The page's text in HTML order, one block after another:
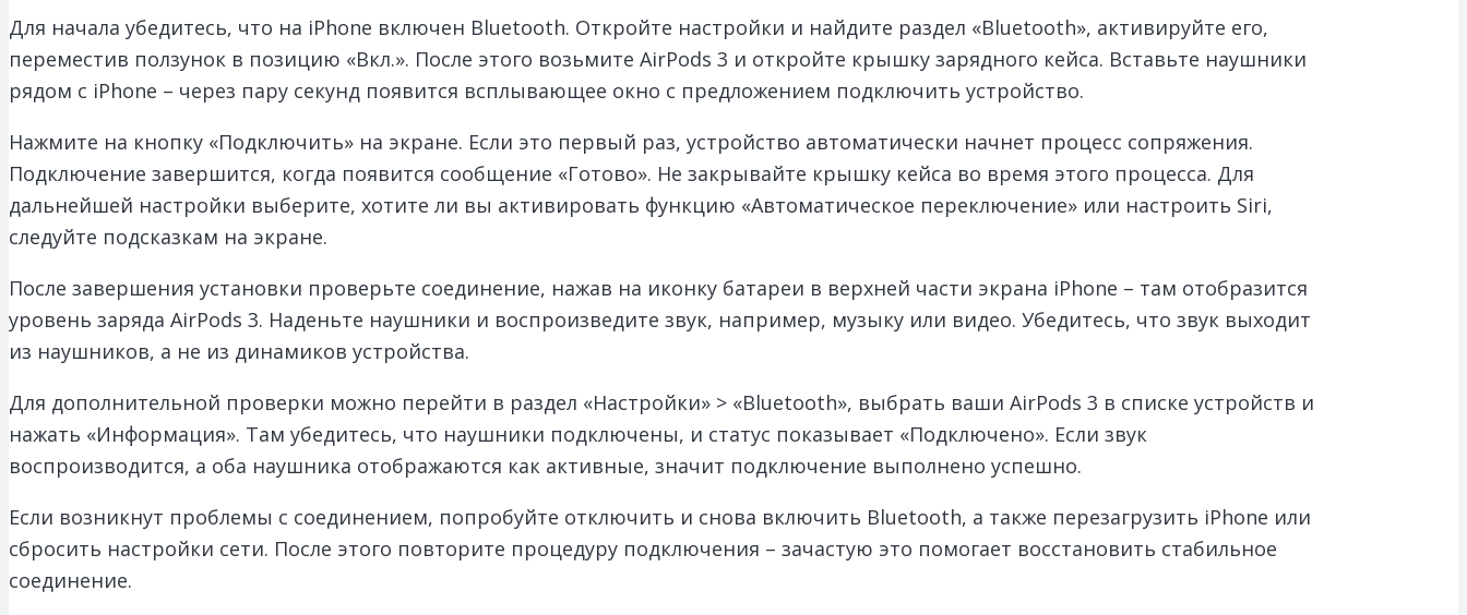
Для начала убедитесь, что на iPhone включен Bluetooth. Откройте настройки и найдите раздел «Bluetooth», активируйте его,
переместив ползунок в позицию «Вкл.». После этого возьмите AirPods 3 и откройте крышку зарядного кейса. Вставьте наушники
рядом с iPhone – через пару секунд появится всплывающее окно с предложением подключить устройство.
Нажмите на кнопку «Подключить» на экране. Если это первый раз, устройство автоматически начнет процесс сопряжения.
Подключение завершится, когда появится сообщение «Готово». Не закрывайте крышку кейса во время этого процесса. Для
дальнейшей настройки выберите, хотите ли вы активировать функцию «Автоматическое переключение» или настроить Siri,
следуйте подсказкам на экране.
После завершения установки проверьте соединение, нажав на иконку батареи в верхней части экрана iPhone – там отобразится
уровень заряда AirPods 3. Наденьте наушники и воспроизведите звук, например, музыку или видео. Убедитесь, что звук выходит
из наушников, а не из динамиков устройства.
Для дополнительной проверки можно перейти в раздел «Настройки» > «Bluetooth», выбрать ваши AirPods 3 в списке устройств и
нажать «Информация». Там убедитесь, что наушники подключены, и статус показывает «Подключено». Если звук
воспроизводится, а оба наушника отображаются как активные, значит подключение выполнено успешно.
Если возникнут проблемы с соединением, попробуйте отключить и снова включить Bluetooth, а также перезагрузить iPhone или
сбросить настройки сети. После этого повторите процедуру подключения – зачастую это помогает восстановить стабильное
соединение.